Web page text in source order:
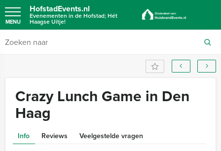
HofstadEvents.nl
Evenementen in de Hofstad; Hét
Haagse Uitje!
MENU
Crazy Lunch Game in Den
Haag
Info Reviews Veelgestelde vragen